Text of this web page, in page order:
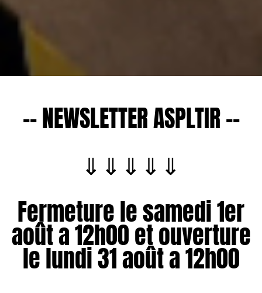
-- NEWSLETTER ASPLTIR --
⇓⇓⇓⇓⇓
Fermeture le samedi 1er
août a 12h00 et ouverture
le lundi 31 août a 12h00